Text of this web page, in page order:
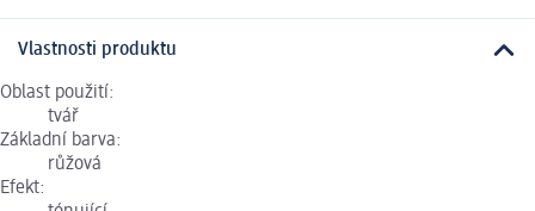
Vlastnosti produktu
Oblast použití:
tvář
Základní barva:
růžová
Efekt: